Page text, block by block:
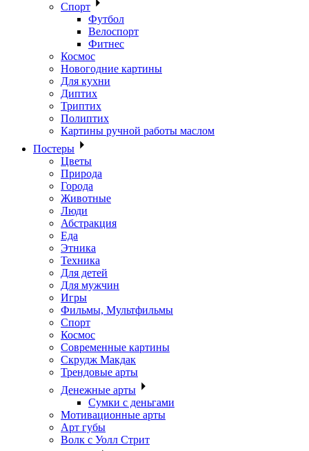
Спорт
Футбол
Велоспорт
Фитнес
Космос
Новогодние картины
Для кухни
Диптих
Триптих
Полиптих
Картины ручной работы маслом
Постеры
Цветы
Природа
Города
Животные
Люди
Абстракция
Еда
Этника
Техника
Для детей
Для мужчин
Игры
Фильмы, Мультфильмы
Спорт
Космос
Современные картины
Скрудж Макдак
Трендовые арты
Денежные арты
Сумки с деньгами
Мотивационные арты
Арт губы
Волк с Уолл Стрит